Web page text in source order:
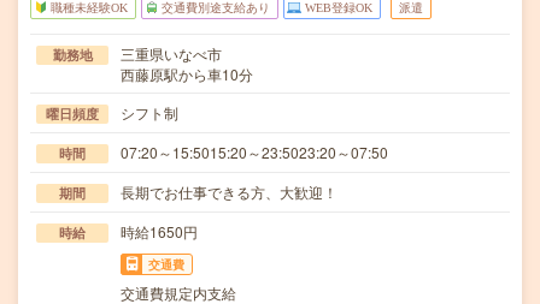
職種未経験OK 交通費別途支給あり WEB登録OK 派遣
勤務地
三重県いなべ市
西藤原駅から車10分
曜日頻度 シフト制
時間 07:20～15:5015:20～23:5023:20～07:50
期間 長期でお仕事できる方、大歓迎！
時給 時給1650円
交通費
交通費規定内支給